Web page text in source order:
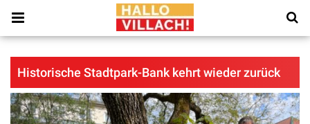
Historische Stadtpark-Bank kehrt wieder zurück